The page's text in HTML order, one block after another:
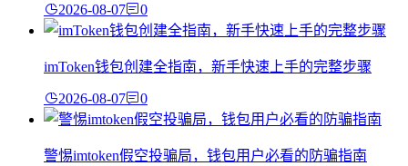
2026-08-07 0
imToken钱包创建全指南，新手快速上手的完整步骤
2026-08-07 0
警惕imtoken假空投骗局，钱包用户必看的防骗指南